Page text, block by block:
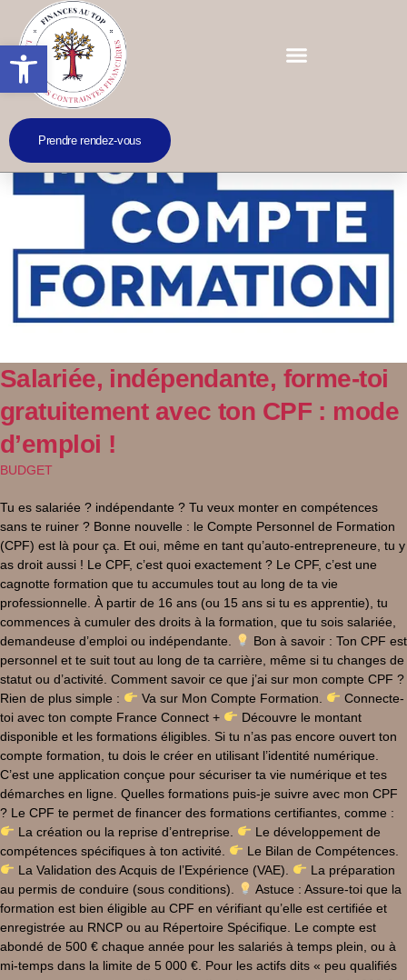
Ouvrir la barre d’outils
Prendre rendez-vous
Salariée, indépendante, forme-toi
gratuitement avec ton CPF : mode
d’emploi !
BUDGET
Tu es salariée ? indépendante ? Tu veux monter en compétences
sans te ruiner ? Bonne nouvelle : le Compte Personnel de Formation
(CPF) est là pour ça. Et oui, même en tant qu’auto-entrepreneure, tu y
as droit aussi ! Le CPF, c’est quoi exactement ? Le CPF, c’est une
cagnotte formation que tu accumules tout au long de ta vie
professionnelle. À partir de 16 ans (ou 15 ans si tu es apprentie), tu
commences à cumuler des droits à la formation, que tu sois salariée,
demandeuse d’emploi ou indépendante.
Bon à savoir : Ton CPF est
personnel et te suit tout au long de ta carrière, même si tu changes de
statut ou d’activité. Comment savoir ce que j’ai sur mon compte CPF ?
Rien de plus simple :
Va sur Mon Compte Formation.
Connecte-
toi avec ton compte France Connect +
Découvre le montant
disponible et les formations éligibles. Si tu n’as pas encore ouvert ton
compte formation, tu dois le créer en utilisant l’identité numérique.
C’est une application conçue pour sécuriser ta vie numérique et tes
démarches en ligne. Quelles formations puis-je suivre avec mon CPF
? Le CPF te permet de financer des formations certifiantes, comme :
La création ou la reprise d’entreprise.
Le développement de
compétences spécifiques à ton activité.
Le Bilan de Compétences.
La Validation des Acquis de l’Expérience (VAE).
La préparation
au permis de conduire (sous conditions).
Astuce : Assure-toi que la
formation est bien éligible au CPF en vérifiant qu’elle est certifiée et
enregistrée au RNCP ou au Répertoire Spécifique. Le compte est
abondé de 500 € chaque année pour les salariés à temps plein, ou à
mi-temps dans la limite de 5 000 €. Pour les actifs dits « peu qualifiés